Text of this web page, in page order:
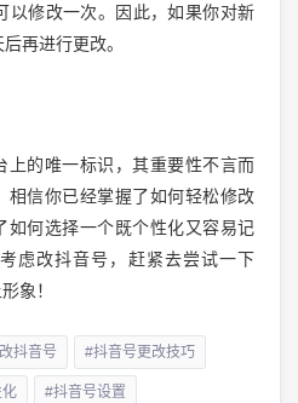
以修改一次。因此，如果你对新
再进行更改。
上的唯一标识，其重要性不言而
相信你已经掌握了如何轻松修改
如何选择一个既个性化又容易记
虑改抖音号，赶紧去尝试一下
象！
抖音号 #抖音号更改技巧
#抖音号设置